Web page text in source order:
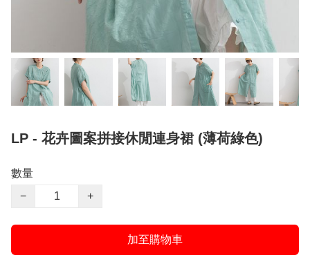
LP - 花卉圖案拼接休閒連身裙 (薄荷綠色)
數量
−
+
加至購物車